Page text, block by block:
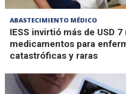
ABASTECIMIENTO MÉDICO
IESS invirtió más de USD
medicamentos para
catastróficas y raras